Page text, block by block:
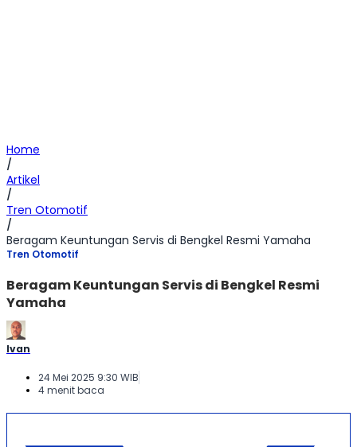
Home
/
Artikel
/
Tren Otomotif
/
Beragam Keuntungan Servis di Bengkel Resmi Yamaha
Tren Otomotif
Beragam Keuntungan Servis di Bengkel Resmi
Yamaha
Ivan
24 Mei 2025 9:30 WIB
4 menit baca